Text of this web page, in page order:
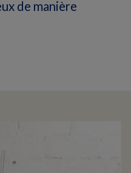
de manière